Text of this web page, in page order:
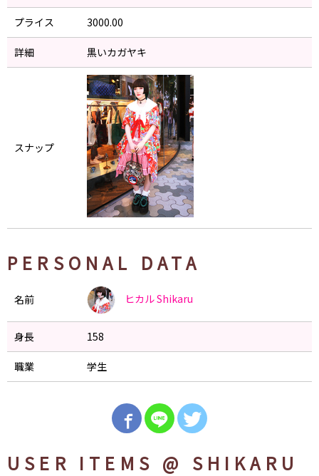
プライス 3000.00
詳細 黒いカガヤキ
スナップ
PERSONAL DATA
名前 ヒカルShikaru
身長 158
職業 学生
USER ITEMS @ SHIKARU